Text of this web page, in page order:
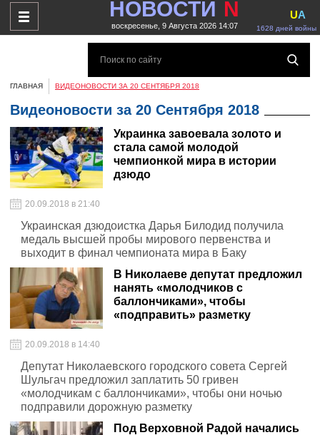
НОВОСТИ N
воскресенье, 9 Августа 2026 14:07 1628 дней войны
UA
ГЛАВНАЯ ВИДЕОНОВОСТИ ЗА 20 СЕНТЯБРЯ 2018
Видеоновости за 20 Сентября 2018
Украинка завоевала золото и
стала самой молодой
чемпионкой мира в истории
дзюдо
20.09.2018 в 21:40
Украинская дзюдоистка Дарья Билодид получила
медаль высшей пробы мирового первенства и
выходит в финал чемпионата мира в Баку
В Николаеве депутат предложил
нанять «молодчиков с
баллончиками», чтобы
«подправить» разметку
20.09.2018 в 14:40
Депутат Николаевского городского совета Сергей
Шульгач предложил заплатить 50 гривен
«молодчикам с баллончиками», чтобы они ночью
подправили дорожную разметку
Под Верховной Радой начались